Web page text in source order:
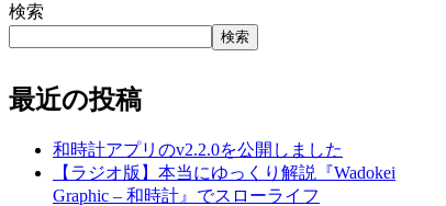
検索
検索
最近の投稿
和時計アプリのv2.2.0を公開しました
【ラジオ版】本当にゆっくり解説『Wadokei
Graphic – 和時計』でスローライフ